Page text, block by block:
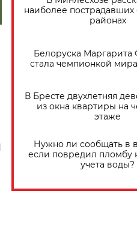
наиболее пострадавших
районах
Белоруска
стала чемпионкой
В Бресте двухлетняя
из окна квартиры на
этаже
Нужно ли сообщать в
если повредил пломбу
учета воды?